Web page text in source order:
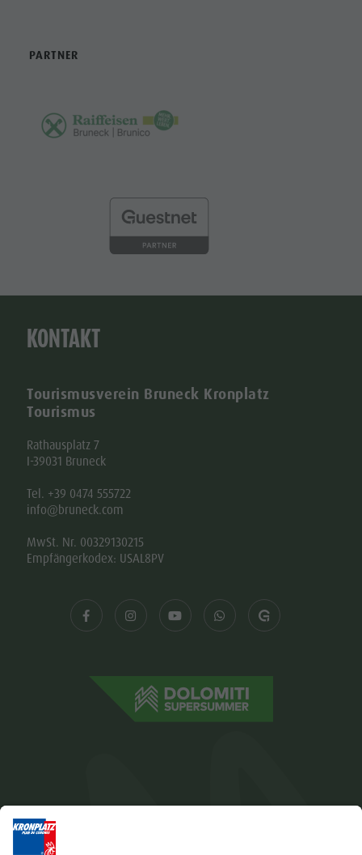
PARTNER
KONTAKT
Tourismusverein Bruneck Kronplatz
Tourismus
Rathausplatz 7
I-39031 Bruneck
Tel. +39 0474 555722
info@bruneck.com
MwSt. Nr. 00329130215
Empfängerkodex: USAL8PV